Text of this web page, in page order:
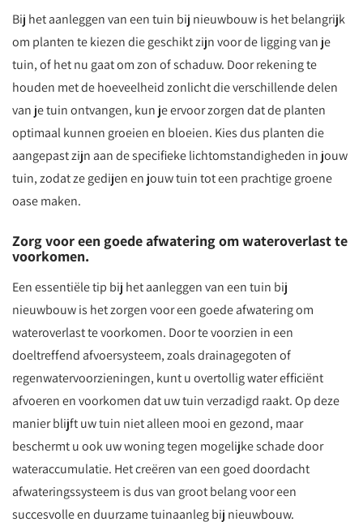
Bij het aanleggen van een tuin bij nieuwbouw is het belangrijk
om planten te kiezen die geschikt zijn voor de ligging van je
tuin, of het nu gaat om zon of schaduw. Door rekening te
houden met de hoeveelheid zonlicht die verschillende delen
van je tuin ontvangen, kun je ervoor zorgen dat de planten
optimaal kunnen groeien en bloeien. Kies dus planten die
aangepast zijn aan de specifieke lichtomstandigheden in jouw
tuin, zodat ze gedijen en jouw tuin tot een prachtige groene
oase maken.
Zorg voor een goede afwatering om wateroverlast te
voorkomen.
Een essentiële tip bij het aanleggen van een tuin bij
nieuwbouw is het zorgen voor een goede afwatering om
wateroverlast te voorkomen. Door te voorzien in een
doeltreffend afvoersysteem, zoals drainagegoten of
regenwatervoorzieningen, kunt u overtollig water efficiënt
afvoeren en voorkomen dat uw tuin verzadigd raakt. Op deze
manier blijft uw tuin niet alleen mooi en gezond, maar
beschermt u ook uw woning tegen mogelijke schade door
wateraccumulatie. Het creëren van een goed doordacht
afwateringssysteem is dus van groot belang voor een
succesvolle en duurzame tuinaanleg bij nieuwbouw.